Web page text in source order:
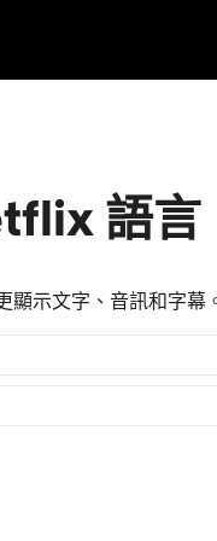
語言
顯示文字、音訊和字幕